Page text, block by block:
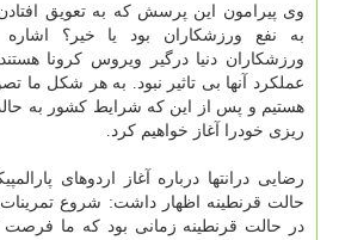
وی پیرامون این پرسش كه به تعویق افتادن
به نفع ورزشكاران بود یا خیر؟
ورزشكاران دنیا درگیر ویروس كرونا
عملكرد آنها بی تاثیر نبود. به هر شكل ما
هستیم و پس از این كه شرایط كشور به
ریزی خودرا آغاز خواهیم كرد.
رضایی درانتها درباره آغاز اردوهای
حالت قرنطینه اظهار داشت: شروع تمرینات
در حالت قرنطینه زمانی بود كه ما فرصت